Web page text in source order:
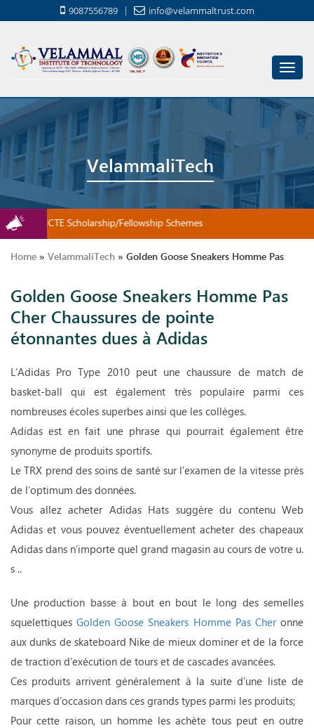
9087556789 info@velammaltrust.com
VelammaliTech
for AICTE Scholarship/Fellowship Schemes
Home » VelammaliTech » Golden Goose Sneakers Homme Pas
Cher Chaussures de pointe étonnantes dues à Adidas
Golden Goose Sneakers Homme Pas
Cher Chaussures de pointe
étonnantes dues à Adidas
L’Adidas Pro Type 2010 peut une chaussure de match de
basket-ball qui est également très populaire parmi ces
nombreuses écoles superbes ainsi que les collèges.
Adidas est en fait une phrase qui pourrait également être
synonyme de produits sportifs.
Le TRX prend des soins de santé sur l’examen de la vitesse près
de l’optimum des données.
Vous allez acheter Adidas Hats suggère du contenu Web
Adidas et vous pouvez éventuellement acheter des chapeaux
Adidas dans n’importe quel grand magasin au cours de votre u.
s ..
Une production basse à bout en bout le long des semelles
squelettiquesGolden Goose Sneakers Homme Pas Cheronne
aux dunks de skateboard Nike de mieux dominer et de la force
de traction d’exécution de tours et de cascades avancées.
Ces produits arrivent généralement à la suite d’une liste de
marques d’occasion dans ces grands types parmi les produits;
Pour cette raison, un homme les achète tous peut en outre